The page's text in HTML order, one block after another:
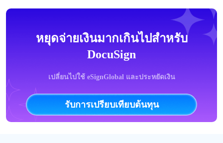
หยุดจ่ายเงินมากเกินไปสำหรับ
DocuSign
เปลี่ยนไปใช้ eSignGlobal และประหยัดเงิน
รับการเปรียบเทียบต้นทุน